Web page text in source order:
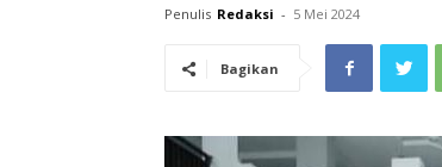
Penulis Redaksi - 5 Mei 2024
Bagikan